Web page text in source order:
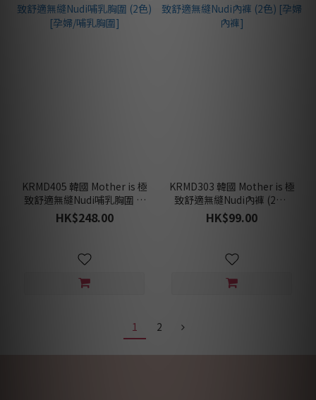
KRMD405 韓國 Mother is 極
致舒適無縫Nudi哺乳胸圍 (2
色) [孕婦/哺乳胸圍]
HK$248.00
KRMD303 韓國 Mother is 極
致舒適無縫Nudi內褲 (2色)
[孕婦內褲]
HK$99.00
1 2